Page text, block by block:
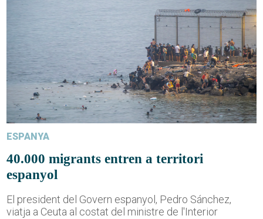
ESPANYA
40.000 migrants entren a territori
espanyol
El president del Govern espanyol, Pedro Sánchez,
viatja a Ceuta al costat del ministre de l'Interior